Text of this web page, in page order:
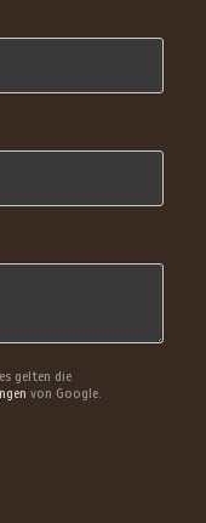
gelten die
von Google.